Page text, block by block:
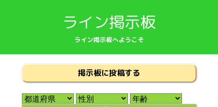
ライン掲示板
ライン掲示板へようこそ
掲示板に投稿する